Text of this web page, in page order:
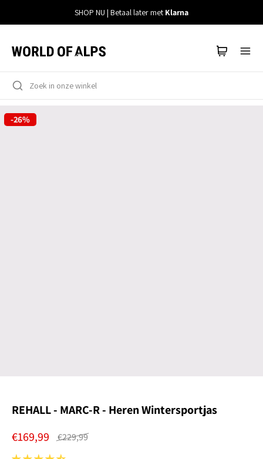
content
SHOP NU | Betaal later met Klarna
-26%
REHALL - MARC-R - Heren Wintersportjas
€169,99
€229,99